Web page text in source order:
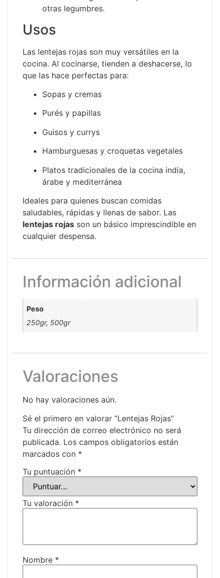
otras legumbres.
Usos
Las lentejas rojas son muy versátiles en la
cocina. Al cocinarse, tienden a deshacerse, lo
que las hace perfectas para:
Sopas y cremas
Purés y papillas
Guisos y currys
Hamburguesas y croquetas vegetales
Platos tradicionales de la cocina india,
árabe y mediterránea
Ideales para quienes buscan comidas
saludables, rápidas y llenas de sabor. Las
lentejas rojas son un básico imprescindible en
cualquier despensa.
Información adicional
Peso
250gr, 500gr
Valoraciones
No hay valoraciones aún.
Sé el primero en valorar “Lentejas Rojas”
Tu dirección de correo electrónico no será
publicada. Los campos obligatorios están
marcados con *
Tu puntuación *
Tu valoración *
Nombre *